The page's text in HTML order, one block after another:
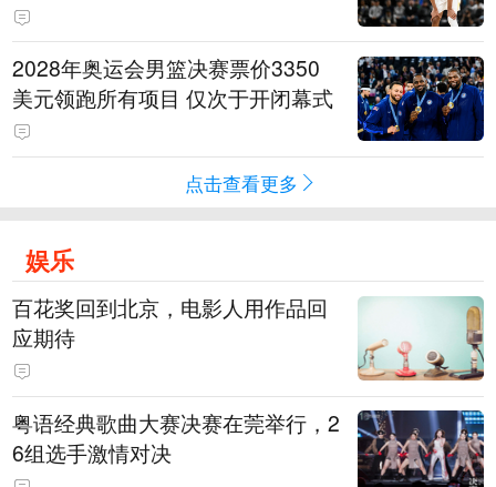
2028年奥运会男篮决赛票价3350
美元领跑所有项目 仅次于开闭幕式
点击查看更多
娱乐
百花奖回到北京，电影人用作品回
应期待
粤语经典歌曲大赛决赛在莞举行，2
6组选手激情对决